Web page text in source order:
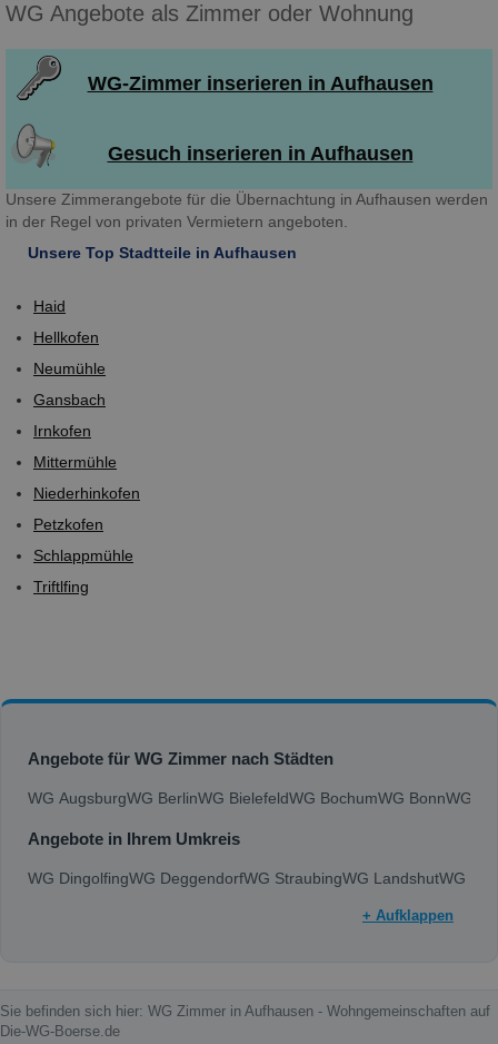
WG Angebote als Zimmer oder Wohnung
WG-Zimmer inserieren in Aufhausen
Gesuch inserieren in Aufhausen
Unsere Zimmerangebote für die Übernachtung in Aufhausen werden
in der Regel von privaten Vermietern angeboten.
Unsere Top Stadtteile in Aufhausen
Haid
Hellkofen
Neumühle
Gansbach
Irnkofen
Mittermühle
Niederhinkofen
Petzkofen
Schlappmühle
Triftlfing
Angebote für WG Zimmer nach Städten
WG AugsburgWG BerlinWG BielefeldWG BochumWG BonnWG
Angebote in Ihrem Umkreis
WG DingolfingWG DeggendorfWG StraubingWG LandshutWG
+ Aufklappen
Sie befinden sich hier: WG Zimmer in Aufhausen - Wohngemeinschaften auf
Die-WG-Boerse.de